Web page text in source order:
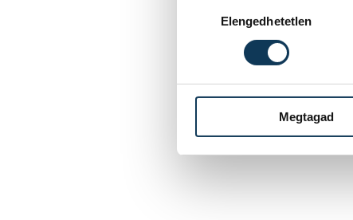
Elengedhetetlen
Megtagad